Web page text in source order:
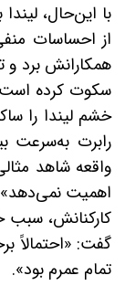
با این‌حال،
از احساسات
همکارانش برد و
سکوت کرده
خشم لیندا را
رابرت به‌سرعت
واقعه شاهد
اهمیت نمی­‌دهد»
کارکنانش، سبب
گفت: «احتمالاً
تمام عمرم بود».